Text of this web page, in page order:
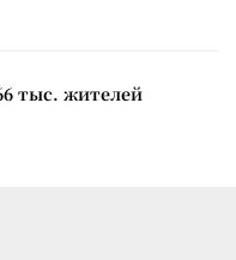
тыс. жителей